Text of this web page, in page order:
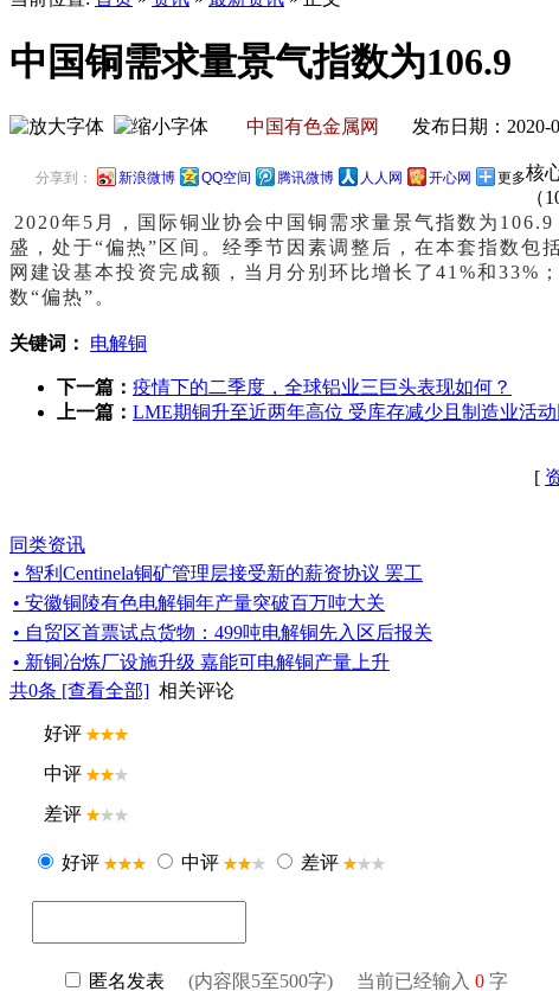
中国铜需求量景气指数为106.9
中国有色金属网 发布日期：2020-
分享到： 新浪微博 QQ空间 腾讯微博 人人网 开心网 更多核
（
2020年5月，国际铜业协会中国铜需求量景气指数为
盛，处于“偏热”区间。经季节因素调整后，在本套指数
网建设基本投资完成额，当月分别环比增长了41%和33%
数“偏热”。
关键词： 电解铜
下一篇： 疫情下的二季度，全球铝业三巨头表现如何？
上一篇： LME期铜升至近两年高位 受库存减少且制造业活
[
同类资讯
• 智利Centinela铜矿管理层接受新的薪资协议 罢工
• 安徽铜陵有色电解铜年产量突破百万吨大关
• 自贸区首票试点货物：499吨电解铜先入区后报关
• 新铜冶炼厂设施升级 嘉能可电解铜产量上升
共0条 [查看全部] 相关评论